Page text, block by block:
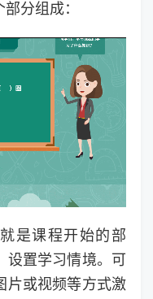
分组成：
是课程开始的部
置学习情境。可
片或视频等方式激